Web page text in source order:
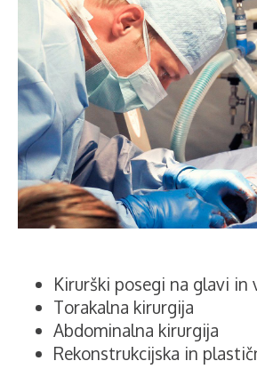
Kirurški posegi na glavi in
Torakalna kirurgija
Abdominalna kirurgija
Rekonstrukcijska in